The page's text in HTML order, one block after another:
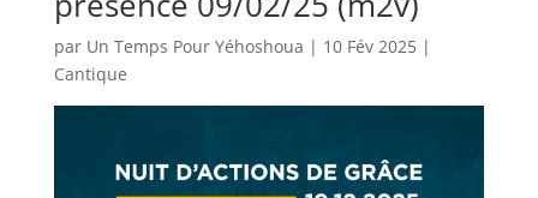
par Un Temps Pour Yéhoshoua | 10 Fév 2025 |
Cantique